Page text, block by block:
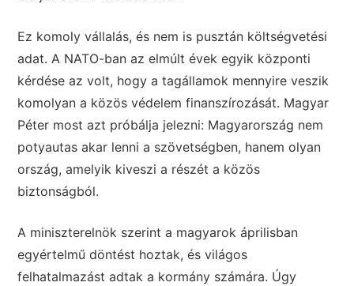
Ez komoly vállalás, és nem is pusztán költségvetési
adat. A NATO-ban az elmúlt évek egyik központi
kérdése az volt, hogy a tagállamok mennyire veszik
komolyan a közös védelem finanszírozását. Magyar
Péter most azt próbálja jelezni: Magyarország nem
potyautas akar lenni a szövetségben, hanem olyan
ország, amelyik kiveszi a részét a közös
biztonságból.
A miniszterelnök szerint a magyarok áprilisban
egyértelmű döntést hoztak, és világos
felhatalmazást adtak a kormány számára. Úgy